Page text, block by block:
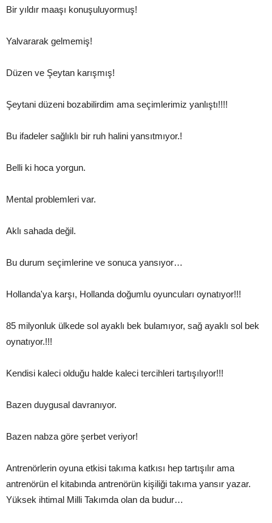
Bir yıldır maaşı konuşuluyormuş!
Yalvararak gelmemiş!
Düzen ve Şeytan karışmış!
Şeytani düzeni bozabilirdim ama seçimlerimiz yanlıştı!!!!
Bu ifadeler sağlıklı bir ruh halini yansıtmıyor.!
Belli ki hoca yorgun.
Mental problemleri var.
Aklı sahada değil.
Bu durum seçimlerine ve sonuca yansıyor…
Hollanda'ya karşı, Hollanda doğumlu oyuncuları oynatıyor!!!
85 milyonluk ülkede sol ayaklı bek bulamıyor, sağ ayaklı sol bek
oynatıyor.!!!
Kendisi kaleci olduğu halde kaleci tercihleri tartışılıyor!!!
Bazen duygusal davranıyor.
Bazen nabza göre şerbet veriyor!
Antrenörlerin oyuna etkisi takıma katkısı hep tartışılır ama
antrenörün el kitabında antrenörün kişiliği takıma yansır yazar.
Yüksek ihtimal Milli Takımda olan da budur…